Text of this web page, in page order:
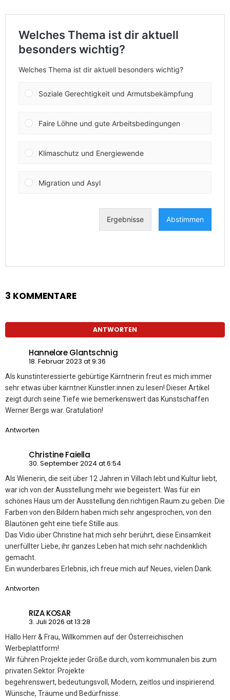
3 KOMMENTARE
ANTWORTEN
Hannelore Glantschnig
18. Februar 2023 at 9:36
Als kunstinteressierte gebürtige Kärntnerin freut es mich immer
sehr etwas über kärntner Künstler:innen zu lesen! Dieser Artikel
zeigt durch seine Tiefe wie bemerkenswert das Kunstschaffen
Werner Bergs war. Gratulation!
Antworten
Christine Faiella
30. September 2024 at 6:54
Als Wienerin, die seit über 12 Jahren in Villach lebt und Kultur liebt,
war ich von der Ausstellung mehr wie begeistert. Was für ein
schönes Haus um der Ausstellung den richtigen Raum zu geben. Die
Farben von den Bildern haben mich sehr angesprochen, von den
Blautönen geht eine tiefe Stille aus.
Das Vidio über Christine hat mich sehr berührt, diese Einsamkeit
unerfüllter Liebe, ihr ganzes Leben hat mich sehr nachdenklich
gemacht.
Ein wunderbares Erlebnis, ich freue mich auf Neues, vielen Dank.
Antworten
RIZA KOSAR
3. Juli 2026 at 13:28
Hallo Herr & Frau, Willkommen auf der Österreichischen
Werbeplattform!
Wir führen Projekte jeder Größe durch, vom kommunalen bis zum
privaten Sektor. Projekte
begehrenswert, bedeutungsvoll, Modern, zeitlos und inspirierend.
Wünsche, Träume und Bedürfnisse.